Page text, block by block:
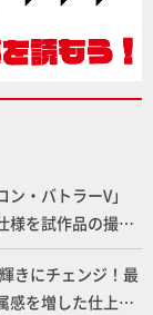
・バトラーV」
様を試作品の撮り
」＆「ワンエイ
の魂】
きにチェンジ！最
感を増した仕上が